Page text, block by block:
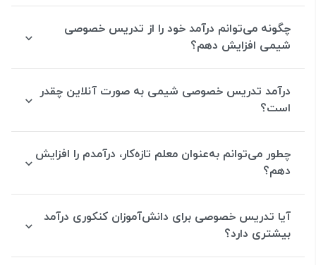
چگونه می‌توانم درآمد خود را از تدریس خصوصی
شیمی افزایش دهم؟
درآمد تدریس خصوصی شیمی به صورت آنلاین چقدر
است؟
چطور می‌توانم به‌عنوان معلم تازه‌کار، درآمدم را افزایش
دهم؟
آیا تدریس خصوصی برای دانش‌آموزان کنکوری درآمد
بیشتری دارد؟